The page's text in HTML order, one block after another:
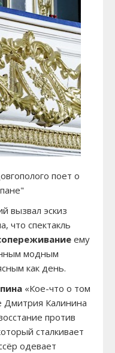
поет о
вызвал эскиз
что спектакль
ему
модным
как день.
«Кое-что о том
Дмитрия Калинина
против
сталкивает
одевает